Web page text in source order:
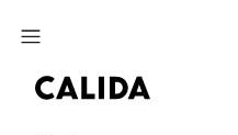
Zum Hauptinhalt springen